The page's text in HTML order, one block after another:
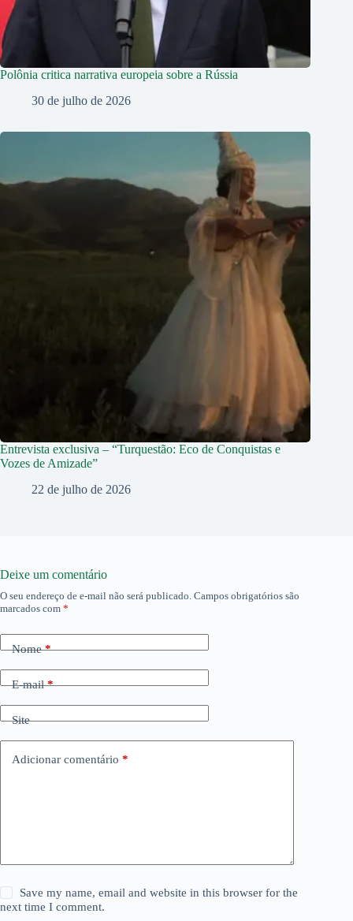
Polônia critica narrativa europeia sobre a Rússia
30 de julho de 2026
Entrevista exclusiva – “Turquestão: Eco de Conquistas e
Vozes de Amizade”
22 de julho de 2026
Deixe um comentário
O seu endereço de e-mail não será publicado. Campos obrigatórios são
marcados com *
Nome*
E-mail*
Site
Adicionar comentário *
Save my name, email and website in this browser for the
next time I comment.